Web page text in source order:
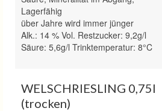
Lagerfähig
über Jahre wird immer jünger
Alk.: 14 % Vol. Restzucker: 9,2g/l
Säure: 5,6g/l Trinktemperatur: 8°C
WELSCHRIESLING 0,75l
(trocken)